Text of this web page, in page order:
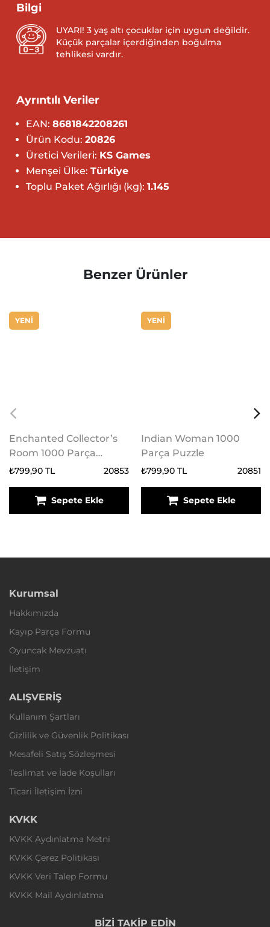
Bilgi
UYARI! 3 yaş altı çocuklar için uygun değildir.
Küçük parçalar içerdiğinden boğulma
tehlikesi vardır.
Ayrıntılı Veriler
EAN: 8681842208261
Ürün Kodu: 20826
Üretici Verileri: KS Games
Menşei Ülke: Türkiye
Toplu Paket Ağırlığı (kg): 1.145
Benzer Ürünler
YENİ
Enchanted Collector’s
Room 1000 Parça
Puzzle
₺799,90 TL 20853
Sepete Ekle
YENİ
Indian Woman 1000
Parça Puzzle
₺799,90 TL 20851
Sepete Ekle
Kurumsal
Hakkımızda
Kayıp Parça Formu
Oyuncak Mevzuatı
İletişim
ALIŞVERİŞ
Kullanım Şartları
Gizlilik ve Güvenlik Politikası
Mesafeli Satış Sözleşmesi
Teslimat ve İade Koşulları
Ticari İletişim İzni
KVKK
KVKK Aydınlatma Metni
KVKK Çerez Politikası
KVKK Veri Talep Formu
KVKK Mail Aydınlatma
BİZİ TAKİP EDİN